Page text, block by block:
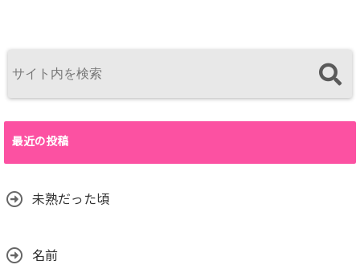
最近の投稿
未熟だった頃
名前